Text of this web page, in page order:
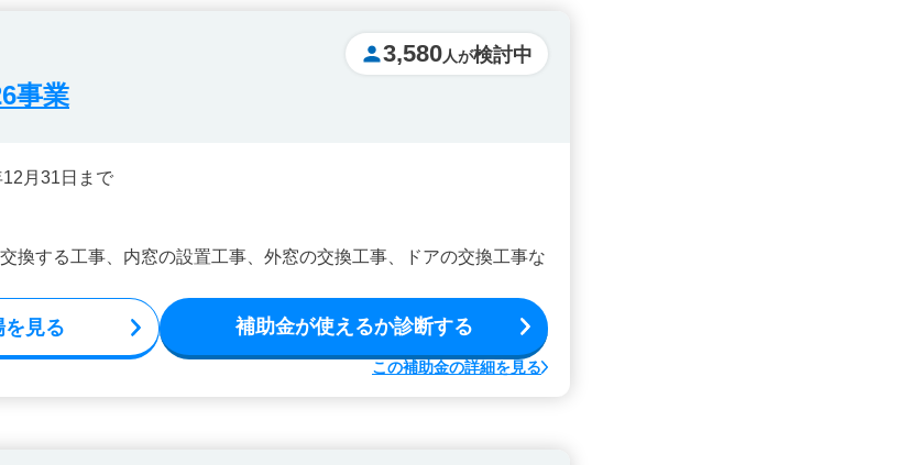
3,580人が検討中
事業
月31日まで
換する工事、内窓の設置工事、外窓の交換工事、ドアの交換工事な
見る 補助金が使えるか診断する
この補助金の詳細を見る